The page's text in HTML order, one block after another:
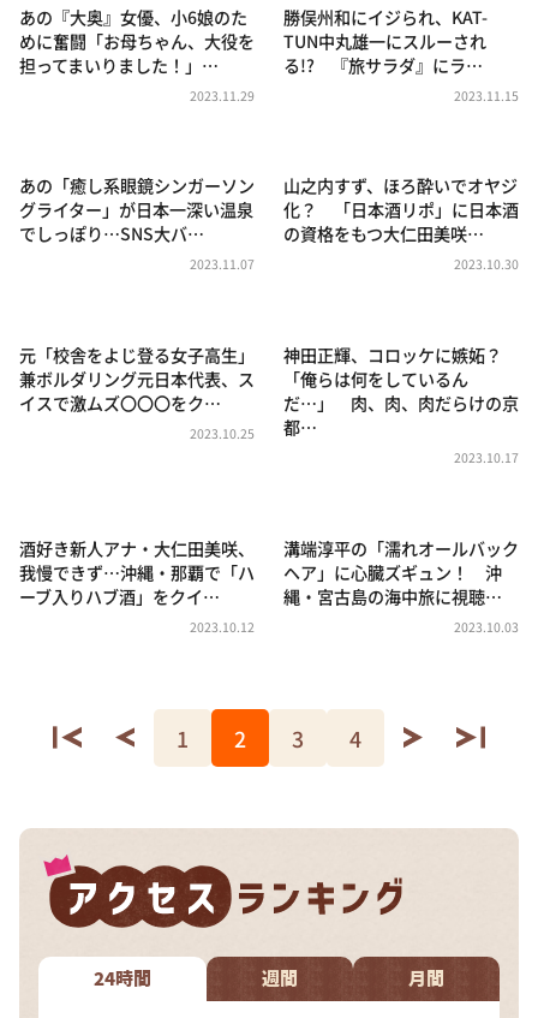
朝だ！生です旅サラダ
教えて！ニュースライブ 正義のミカタ
ポツンと一軒家
ザキ山小屋本館
あの『大奥』女優、小6娘のた
めに奮闘「お母ちゃん、大役を
担ってまいりました！」…
2023.11.29
勝俣州和にイジられ、KAT-
TUN中丸雄一にスルーされ
る!? 『旅サラダ』にラ…
2023.11.15
あの「癒し系眼鏡シンガーソン
グライター」が日本一深い温泉
でしっぽり…SNS大バ…
2023.11.07
山之内すず、ほろ酔いでオヤジ
化？ 「日本酒リポ」に日本酒
の資格をもつ大仁田美咲…
2023.10.30
元「校舎をよじ登る女子高生」
兼ボルダリング元日本代表、ス
イスで激ムズ〇〇〇をク…
2023.10.25
神田正輝、コロッケに嫉妬？
「俺らは何をしているん
だ…」 肉、肉、肉だらけの京
都…
2023.10.17
酒好き新人アナ・大仁田美咲、
我慢できず…沖縄・那覇で「ハ
ーブ入りハブ酒」をクイ…
2023.10.12
溝端淳平の「濡れオールバック
ヘア」に心臓ズギュン！ 沖
縄・宮古島の海中旅に視聴…
2023.10.03
1 2 3 4
24時間 週間 月間